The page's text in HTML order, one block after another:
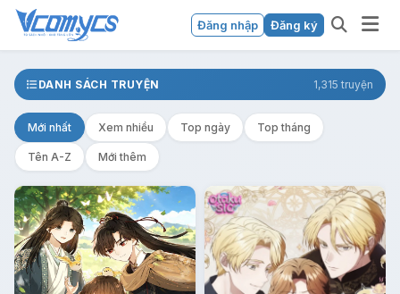
Đăng nhập Đăng ký
DANH SÁCH TRUYỆN 1,315 truyện
Mới nhất Xem nhiều Top ngày Top tháng
Tên A-Z Mới thêm